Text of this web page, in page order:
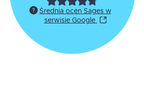
Średnia ocen Sages w
serwisie Google